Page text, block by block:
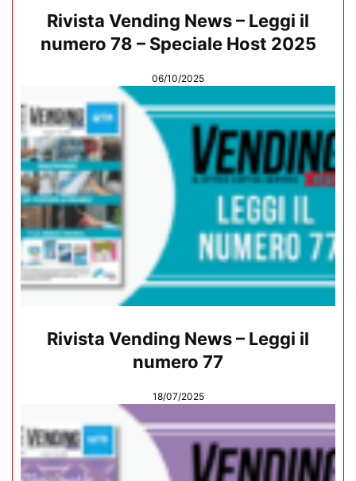
Rivista Vending News – Leggi il
numero 78 – Speciale Host 2025
06/10/2025
Rivista Vending News – Leggi il
numero 77
18/07/2025